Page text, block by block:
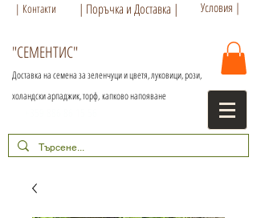
| Контакти | Поръчка и Доставка | Условия |
"СЕМЕНТИС"
Доставка на семена за зеленчуци и цветя, луковици, рози,
холандски арпаджик, торф,капково напояване